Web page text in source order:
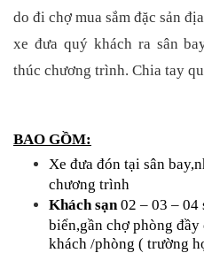
do đi chợ mua sắm đặc sản
xe đưa quý khách ra sân
thúc chương trình. Chia tay
BAO GỒM:
Xe đưa đón tại sân
chương trình
Khách sạn 02 – 03 – 04
biển,gần chợ phòng
khách /phòng ( trường